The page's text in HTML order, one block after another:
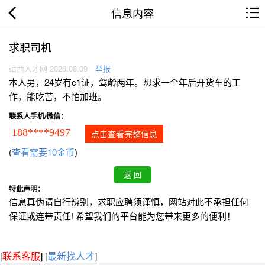
信息内容
求职司机
靖西人才网 2026.08.09 举报
本人男，24岁有c1证，驾龄两年。想求一个年后开货车的工
作，能吃苦，不怕加班。
联系人手机/微信：
188****9497 点击查看完整信息
(查看需要10金币)
特此声明：
信息真伪请自行辨别，求职应聘须谨慎，网站对此不承担任何
保证或连带责任! 希望我们的平台能为您带来更多的便利！
[联系客服] [最新找人才]